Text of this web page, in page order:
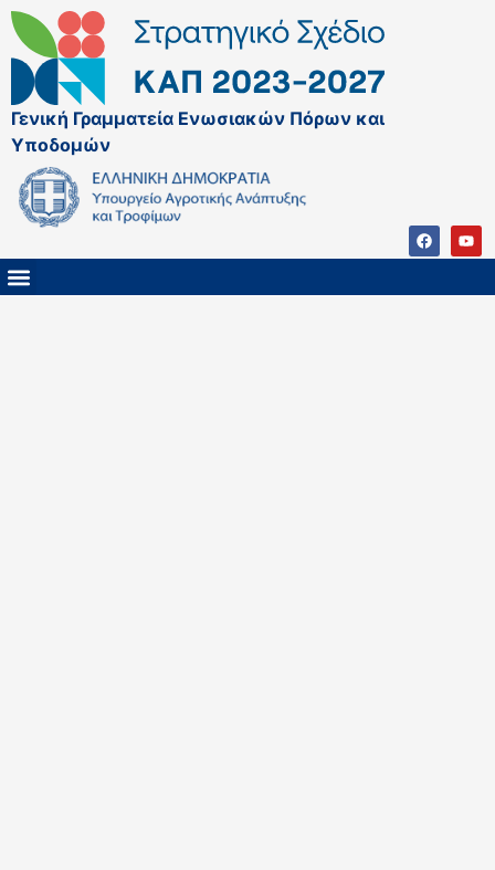
Γενική Γραμματεία Ενωσιακών Πόρων και
Υποδομών